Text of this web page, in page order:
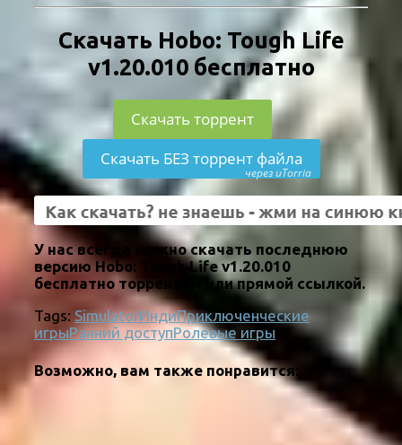
Скачать Hobo: Tough Life
v1.20.010 бесплатно
Скачать торрент
Скачать БЕЗ торрент файла
через uTorria
У нас всегда можно скачать последнюю
версию Hobo: Tough Life v1.20.010
бесплатно торрентом или прямой ссылкой.
Tags: SimulatorИндиПриключенческие
игрыРанний доступРолевые игры
Возможно, вам также понравится: